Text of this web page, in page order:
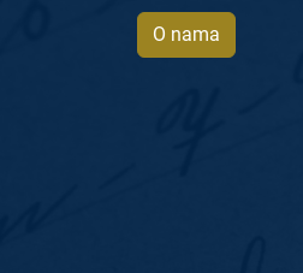
O nama